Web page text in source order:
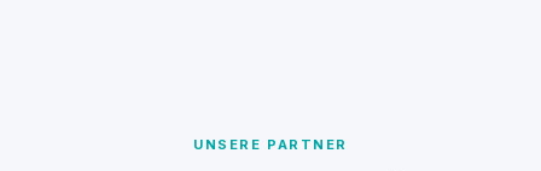
UNSERE PARTNER